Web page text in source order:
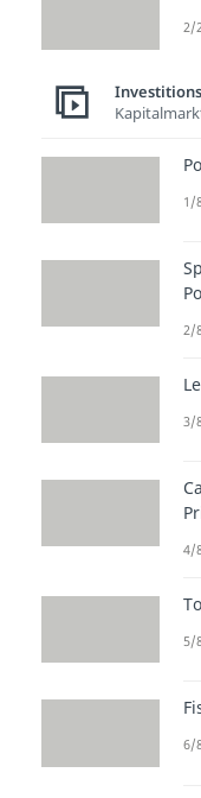
2/
1/
2/
3/
4/
5/
6/